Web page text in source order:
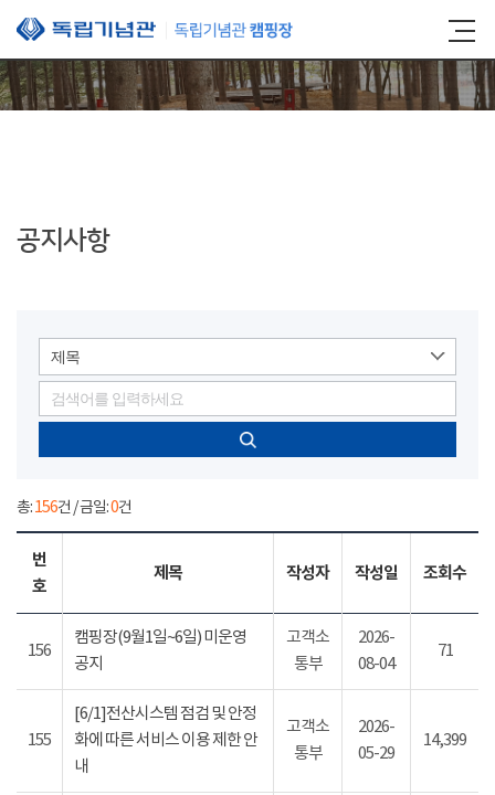
본문 바로가기
공지사항
제목
총:156건 / 금일:0건
번
호
제목 작성자 작성일 조회수
156
캠핑장(9월1일~6일) 미운영
공지
고객소
통부
2026-
08-04
71
155
[6/1]전산시스템 점검 및 안정
화에 따른 서비스 이용 제한 안
내
고객소
통부
2026-
05-29
14,399